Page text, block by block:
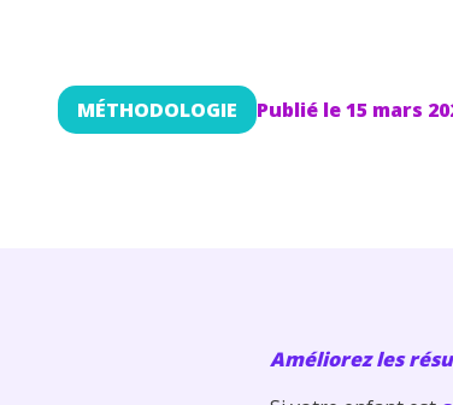
MÉTHODOLOGIE Publié le15 mars
Améliorez les